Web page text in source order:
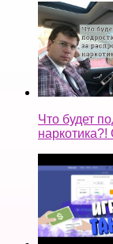
Что будет